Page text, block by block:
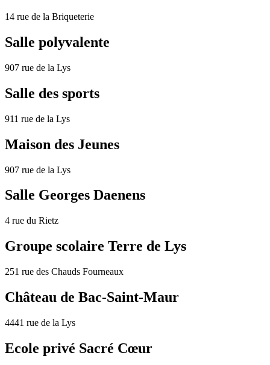
14 rue de la Briqueterie
Salle polyvalente
907 rue de la Lys
Salle des sports
911 rue de la Lys
Maison des Jeunes
907 rue de la Lys
Salle Georges Daenens
4 rue du Rietz
Groupe scolaire Terre de Lys
251 rue des Chauds Fourneaux
Château de Bac-Saint-Maur
4441 rue de la Lys
Ecole privé Sacré Cœur